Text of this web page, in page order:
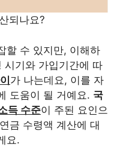
되나요?
할 수 있지만, 이해하
시기와 가입기간에 따
가 나는데요, 이를 자
도움이 될 거예요. 국
득 수준이 주된 요인으
금 수령액 계산에 대
요.